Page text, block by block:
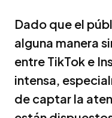
Dado que el
alguna manera
entre TikTok e
intensa,
de captar la